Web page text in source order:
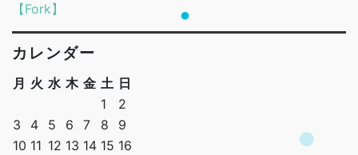
【Fork】
カレンダー
月 火 水 木 金 土 日
1
2
3
4 5 6 7 8
9
10 11 12 13 14 15 16